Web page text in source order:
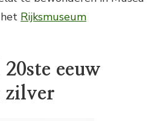
Rijksmuseum
eeuw
zilver